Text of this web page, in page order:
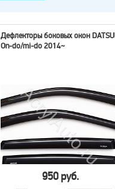
Дефлекторы боковых окон
On-do/mi-do 2014~
950 руб.